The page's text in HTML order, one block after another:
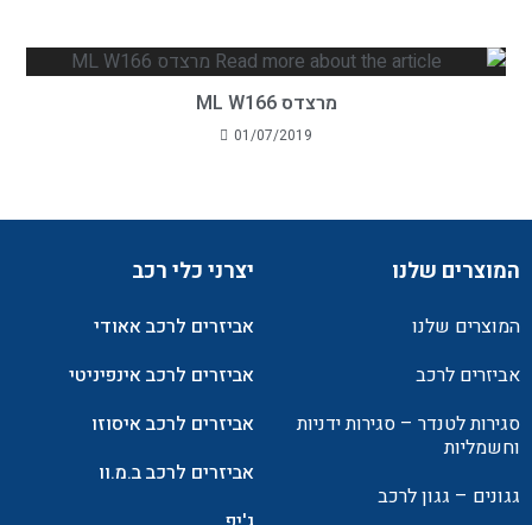
מרצדס ML W166
01/07/2019
המוצרים שלנו
המוצרים שלנו
אביזרים לרכב
סגירות לטנדר – סגירות ידניות
וחשמליות
גגונים – גגון לרכב
יצרני כלי רכב
אביזרים לרכב אאודי
אביזרים לרכב אינפיניטי
אביזרים לרכב איסוזו
אביזרים לרכב ב.מ.וו